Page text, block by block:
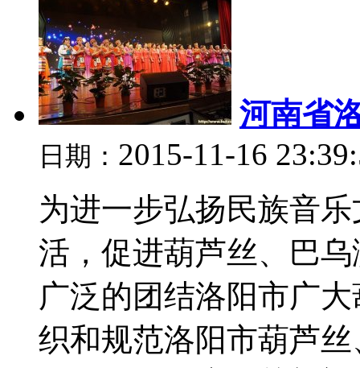
河南省
日期： 2015-11-16
为进一步弘扬民族音
活，促进葫芦丝、巴
广泛的团结洛阳市广
织和规范洛阳市葫芦